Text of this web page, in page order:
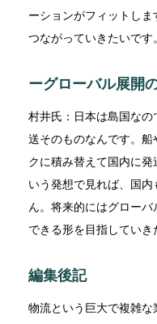
ーションがフィットし
つながっていきたいです
ーグローバル展開
村井氏：日本は島国な
送そのものなんです。
クに積み替えて国内に
いう発想で見れば、国
ん。将来的にはグロー
できる形を目指していき
編集後記
物流という巨大で複雑